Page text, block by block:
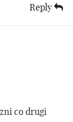
Reply
co drugi